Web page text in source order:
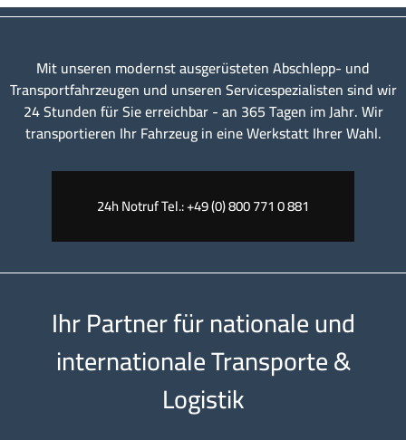
Mit unseren modernst ausgerüsteten Abschlepp- und
Transportfahrzeugen und unseren Servicespezialisten sind wir
24 Stunden für Sie erreichbar - an 365 Tagen im Jahr. Wir
transportieren Ihr Fahrzeug in eine Werkstatt Ihrer Wahl.
24h Notruf Tel.: +49 (0) 800 771 0 881
Ihr Partner für nationale und
internationale Transporte &
Logistik